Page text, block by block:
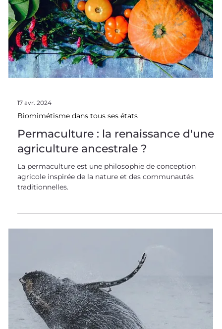
Biomimétisme dans tous ses états
Permaculture : la renaissance d'une
agriculture ancestrale ?
La permaculture est une philosophie de conception